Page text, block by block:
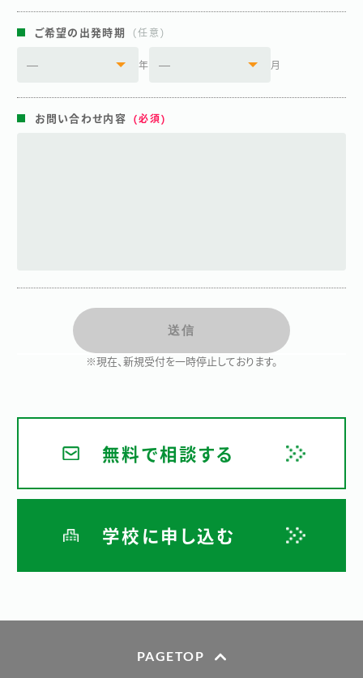
ご希望の出発時期
年 月
お問い合わせ内容
※現在、新規受付を一時停止しております。
無料で相談する
学校に申し込む
PAGETOP